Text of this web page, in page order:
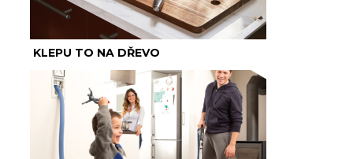
KLEPU TO NA DŘEVO